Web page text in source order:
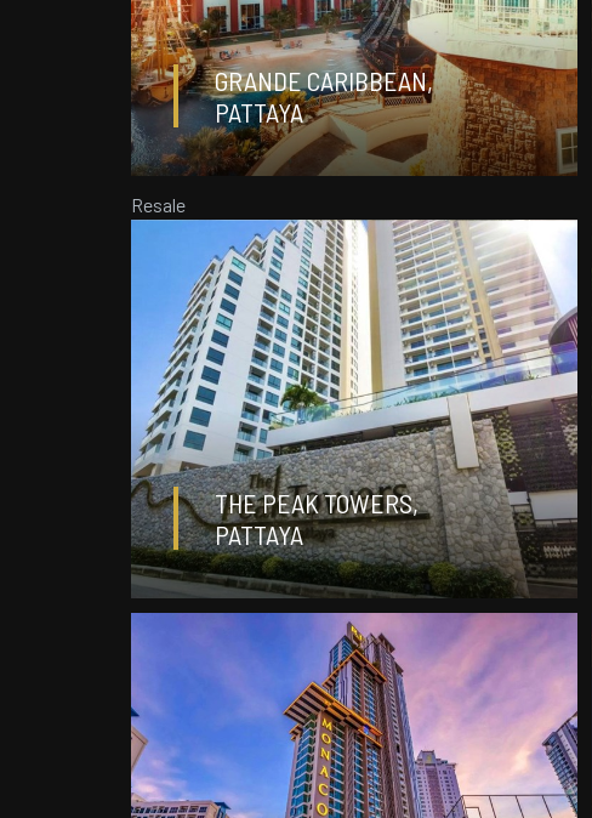
GRANDE CARIBBEAN,
PATTAYA
1
1
36,23 m²
Resale
THE PEAK TOWERS,
PATTAYA
฿ 2 299 500
студия
1
30,06 m²
ДЕТАЛИ
฿ 2 945 000